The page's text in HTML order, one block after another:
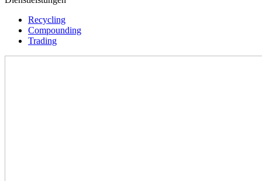
Recycling
Compounding
Trading